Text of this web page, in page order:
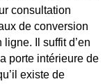
consultation
de conversion
Il suffit d’en
porte intérieure de
existe de